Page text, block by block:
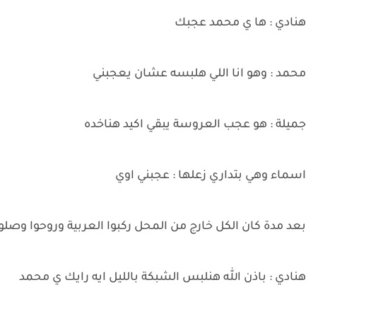
هنادي : ها ي محمد عجبك
محمد : وهو انا اللي هلبسه عشان يعجبني
جميلة : هو عجب العروسة يبقي اكيد هناخده
اسماء وهي بتداري زعلها : عجبني اوي
بعد مدة كان الكل خارج من المحل ركبوا العربية وروحوا
هنادي : باذن الله هنلبس الشبكة بالليل ايه رايك ي محمد